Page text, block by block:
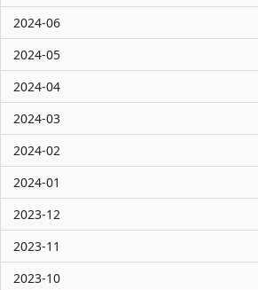
2024-06
2024-05
2024-04
2024-03
2024-02
2024-01
2023-12
2023-11
2023-10